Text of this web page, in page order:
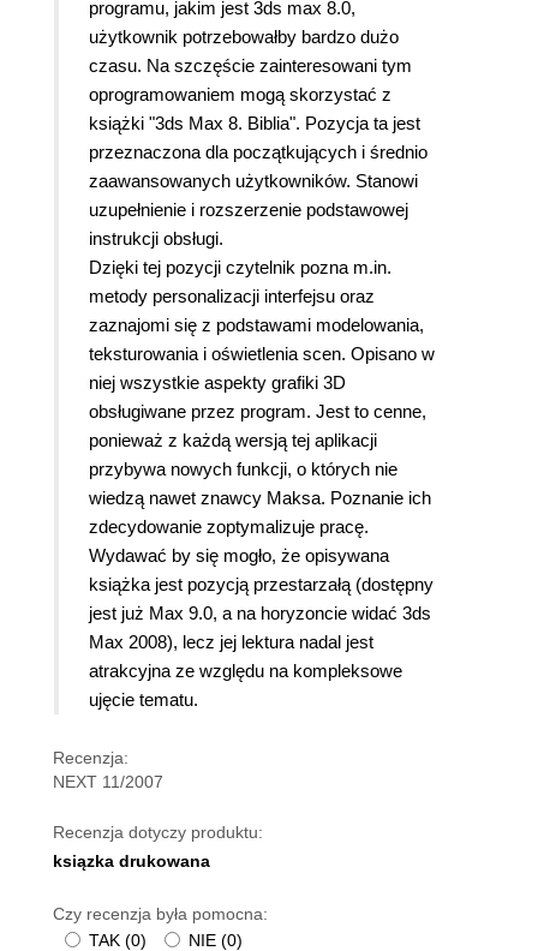
programu, jakim jest 3ds max 8.0,
użytkownik potrzebowałby bardzo dużo
czasu. Na szczęście zainteresowani tym
oprogramowaniem mogą skorzystać z
książki "3ds Max 8. Biblia". Pozycja ta jest
przeznaczona dla początkujących i średnio
zaawansowanych użytkowników. Stanowi
uzupełnienie i rozszerzenie podstawowej
instrukcji obsługi.
Dzięki tej pozycji czytelnik pozna m.in.
metody personalizacji interfejsu oraz
zaznajomi się z podstawami modelowania,
teksturowania i oświetlenia scen. Opisano w
niej wszystkie aspekty grafiki 3D
obsługiwane przez program. Jest to cenne,
ponieważ z każdą wersją tej aplikacji
przybywa nowych funkcji, o których nie
wiedzą nawet znawcy Maksa. Poznanie ich
zdecydowanie zoptymalizuje pracę.
Wydawać by się mogło, że opisywana
książka jest pozycją przestarzałą (dostępny
jest już Max 9.0, a na horyzoncie widać 3ds
Max 2008), lecz jej lektura nadal jest
atrakcyjna ze względu na kompleksowe
ujęcie tematu.
Recenzja:
NEXT 11/2007
Recenzja dotyczy produktu:
ksiązka drukowana
Czy recenzja była pomocna:
TAK (0) NIE (0)